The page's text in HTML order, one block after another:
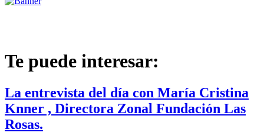
Te puede interesar:
La entrevista del día con María Cristina
Knner , Directora Zonal Fundación Las
Rosas.